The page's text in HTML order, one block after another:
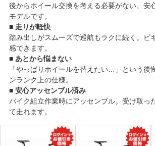
後からホイール交換を考える必要がない、安
モデルです。
■ 走りが軽快
踏み出しがスムーズで巡航もラクに続く。ビ
感できます。
■ あとから悩まない
「やっぱりホイールを替えたい…」という後
ンランク上の仕様。
■ 安心アッセンブル済み
バイク組立作業時にアッセンブル。受け取っ
て走れます。